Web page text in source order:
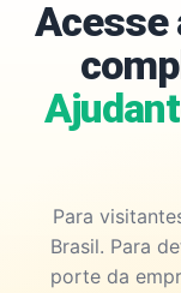
Acesse
Para
Brasil. Para
porte da